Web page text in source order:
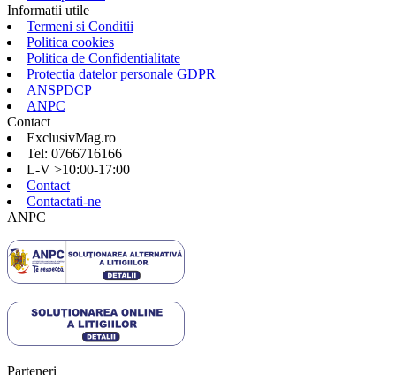
Informatii utile
Termeni si Conditii
Politica cookies
Politica de Confidentialitate
Protectia datelor personale GDPR
ANSPDCP
ANPC
Contact
ExclusivMag.ro
Tel: 0766716166
L-V >10:00-17:00
Contact
Contactati-ne
ANPC
Parteneri